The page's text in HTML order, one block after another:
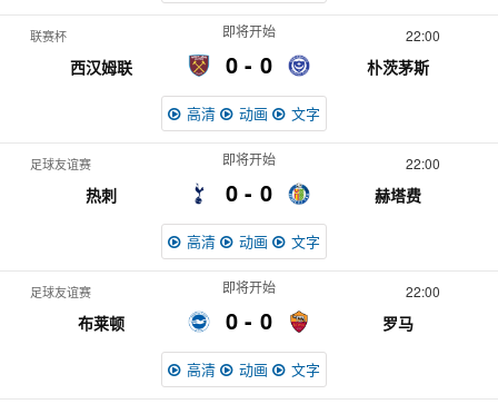
联赛杯 22:00
西汉姆联 0
即将开始
朴茨茅斯
0
高清 动画 文字
足球友谊赛 22:00
热刺 0
即将开始
赫塔费
0
高清 动画 文字
足球友谊赛 22:00
布莱顿 0
即将开始
罗马
0
高清 动画 文字